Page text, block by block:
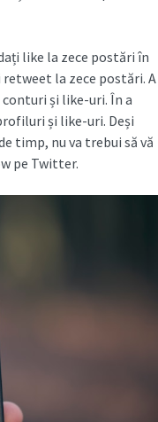
like la zece postări în
retweet la zece postări. A
și like-uri. În a
și like-uri. Deși
timp, nu va trebui să vă
pe Twitter.